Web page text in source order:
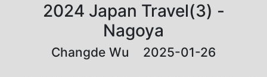
2024 Japan Travel(3) -
Nagoya
Changde Wu 2025-01-26